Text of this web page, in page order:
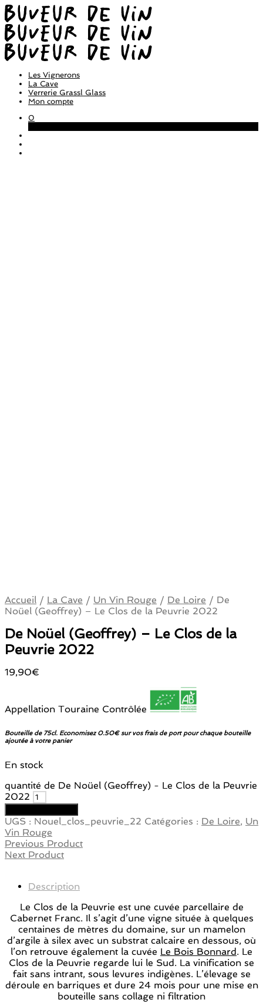
Les Vignerons
La Cave
Verrerie Grassl Glass
Mon compte
0
Accueil / La Cave / Un Vin Rouge / De Loire / De
Noüel (Geoffrey) – Le Clos de la Peuvrie 2022
De Noüel (Geoffrey) – Le Clos de la
Peuvrie 2022
19,90€
Appellation Touraine Contrôlée
Bouteille de 75cl. Economisez 0.50€ sur vos frais de port pour chaque bouteille
ajoutée à votre panier
En stock
quantité de De Noüel (Geoffrey) - Le Clos de la Peuvrie
2022
UGS : Nouel_clos_peuvrie_22 Catégories : De Loire, Un
Vin Rouge
Previous Product
Next Product
Description
Le Clos de la Peuvrie est une cuvée parcellaire de
Cabernet Franc. Il s’agit d’une vigne située à quelques
centaines de mètres du domaine, sur un mamelon
d’argile à silex avec un substrat calcaire en dessous, où
l’on retrouve également la cuvée Le Bois Bonnard. Le
Clos de la Peuvrie regarde lui le Sud. La vinification se
fait sans intrant, sous levures indigènes. L’élevage se
déroule en barriques et dure 24 mois pour une mise en
bouteille sans collage ni filtration